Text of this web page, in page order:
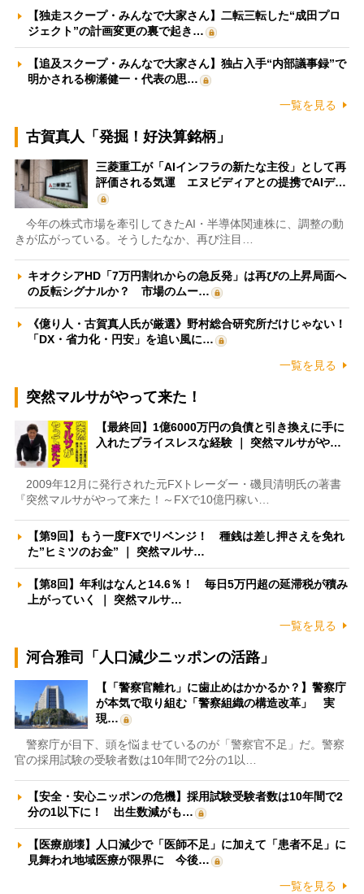
【独走スクープ・みんなで大家さん】二転三転した“成田プロ
ジェクト”の計画変更の裏で起き…
【追及スクープ・みんなで大家さん】独占入手“内部議事録”で
明かされる柳瀬健一・代表の思…
一覧を見る
古賀真人「発掘！好決算銘柄」
三菱重工が「AIインフラの新たな主役」として再
評価される気運 エヌビディアとの提携でAIデ…
今年の株式市場を牽引してきたAI・半導体関連株に、調整の動
きが広がっている。そうしたなか、再び注目…
キオクシアHD「7万円割れからの急反発」は再びの上昇局面へ
の反転シグナルか？ 市場のムー…
《億り人・古賀真人氏が厳選》野村総合研究所だけじゃない！
「DX・省力化・円安」を追い風に…
一覧を見る
突然マルサがやって来た！
【最終回】1億6000万円の負債と引き換えに手に
入れたプライスレスな経験 ｜ 突然マルサがや…
2009年12月に発行された元FXトレーダー・磯貝清明氏の著書
『突然マルサがやって来た！～FXで10億円稼い…
【第9回】もう一度FXでリベンジ！ 種銭は差し押さえを免れ
た”ヒミツのお金” ｜ 突然マルサ…
【第8回】年利はなんと14.6％！ 毎日5万円超の延滞税が積み
上がっていく ｜ 突然マルサ…
一覧を見る
河合雅司「人口減少ニッポンの活路」
【「警察官離れ」に歯止めはかかるか？】警察庁
が本気で取り組む「警察組織の構造改革」 実
現…
警察庁が目下、頭を悩ませているのが「警察官不足」だ。警察
官の採用試験の受験者数は10年間で2分の1以…
【安全・安心ニッポンの危機】採用試験受験者数は10年間で2
分の1以下に！ 出生数減がも…
【医療崩壊】人口減少で「医師不足」に加えて「患者不足」に
見舞われ地域医療が限界に 今後…
一覧を見る